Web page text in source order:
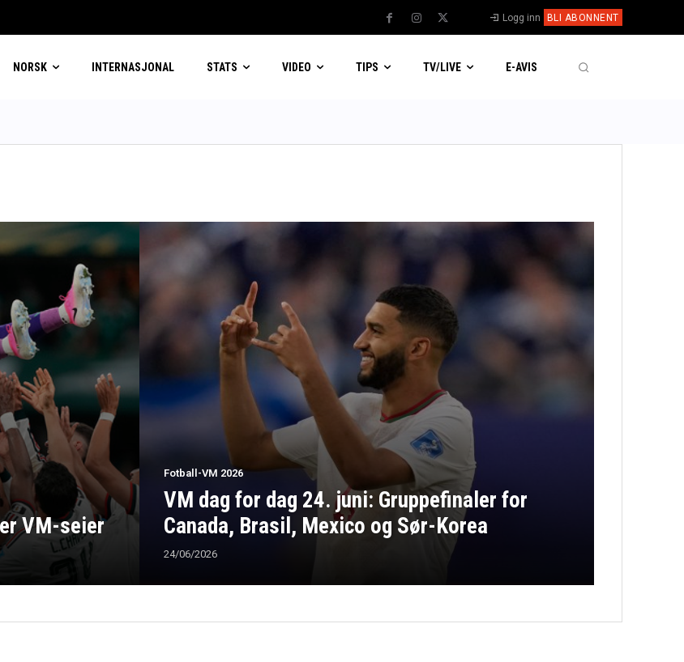
Logg inn BLI ABONNENT
NORSK INTERNASJONAL STATS VIDEO TIPS TV/LIVE E-AVIS
VM-seier
Fotball-VM 2026
VM dag for dag 24. juni: Gruppefinaler for
Canada, Brasil, Mexico og Sør-Korea
24/06/2026